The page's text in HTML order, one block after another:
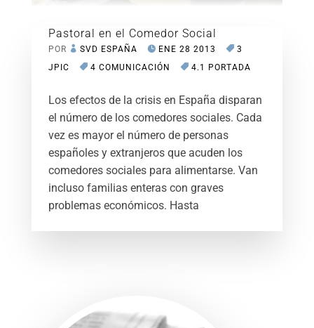
Pastoral en el Comedor Social
POR SVD ESPAÑA ENE 28 2013
3
JPIC
4 COMUNICACIÓN 4.1 PORTADA
Los efectos de la crisis en España disparan
el número de los comedores sociales. Cada
vez es mayor el número de personas
españoles y extranjeros que acuden los
comedores sociales para alimentarse. Van
incluso familias enteras con graves
problemas económicos. Hasta